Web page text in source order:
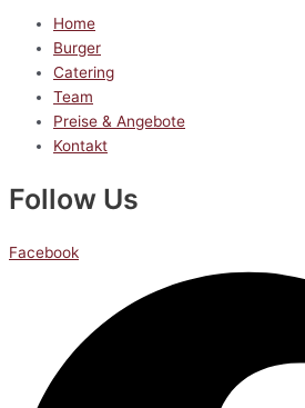
Home
Burger
Catering
Team
Preise & Angebote
Kontakt
Follow Us
Facebook